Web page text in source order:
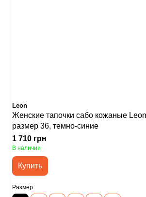
Leon
Женские тапочки сабо кожаные
размер 36, темно-синие
1 710 грн
В наличии
Купить
Размер